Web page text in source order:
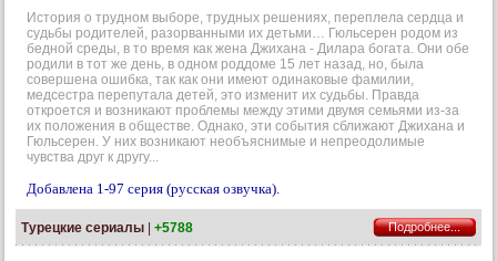
История о трудном выборе, трудных решениях, переплела сердца и
судьбы родителей, разорванными их детьми… Гюльсерен родом из
бедной среды, в то время как жена Джихана - Дилара богата. Они обе
родили в тот же день, в одном роддоме 15 лет назад, но, была
совершена ошибка, так как они имеют одинаковые фамилии,
медсестра перепутала детей, это изменит их судьбы. Правда
откроется и возникают проблемы между этими двумя семьями из-за
их положения в обществе. Однако, эти события сближают Джихана и
Гюльсерен. У них возникают необъяснимые и непреодолимые
чувства друг к другу...
Добавлена 1-97 серия (русская озвучка).
Турецкие сериалы +5788 Подробнее...